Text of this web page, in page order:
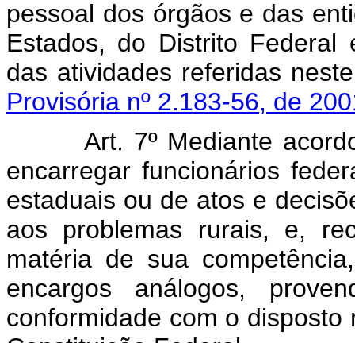
pessoal dos órgãos e das
Estados, do Distrito
das atividades referidas
Provisória nº 2.183-56, de
Art. 7º Mediante
encarregar funcionários
estaduais ou de atos e
aos problemas rurais, e,
matéria de sua
encargos análogos,
conformidade com o